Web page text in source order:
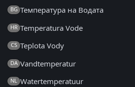
BG Температура на Водата
HR Temperatura Vode
CS Teplota Vody
DA Vandtemperatur
NL Watertemperatuur